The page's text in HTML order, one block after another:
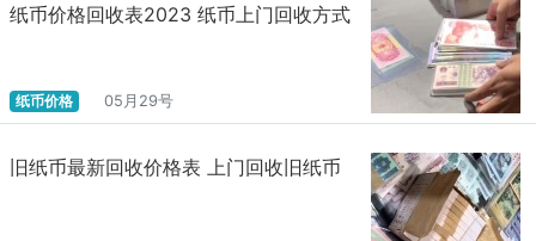
纸币价格回收表2023 纸币上门回收方式
纸币价格 05月29号
旧纸币最新回收价格表 上门回收旧纸币